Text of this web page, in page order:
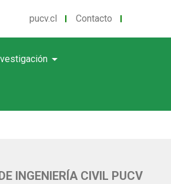
pucv.cl Contacto
arrow_drop_down
INGENIERÍA CIVIL PUCV